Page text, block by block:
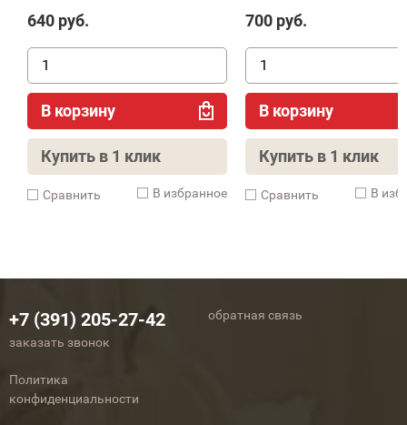
640 руб.
В корзину
Купить в 1 клик
Cравнить В избранное
700 руб.
В корзину
Купить в 1 клик
Cравнить В
+7 (391) 205-27-42
заказать звонок
обратная связь
Политика
конфиденциальности